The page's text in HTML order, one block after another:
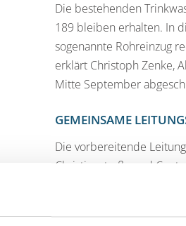
Die bestehenden
189 bleiben erhalten. In
sogenannte Rohreinzug
erklärt Christoph Zenke,
Mitte September
GEMEINSAME
Die vorbereitende
Christinestraße und
der Sterkrader
Leitungen erneuern.
Westnetz und EVO